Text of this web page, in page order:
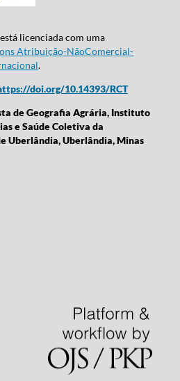
licenciada com uma
Atribuição-NãoComercial-
.
doi.org/10.14393/RCT
de Geografia Agrária, Instituto
e Saúde Coletiva da
Uberlândia, Uberlândia, Minas